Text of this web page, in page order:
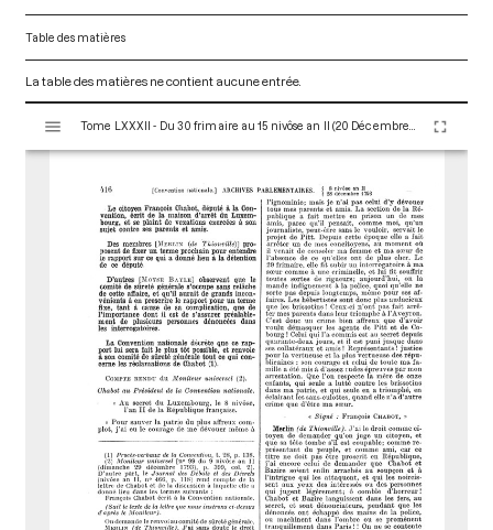
Table des matières
La table des matières ne contient aucune entrée.
s